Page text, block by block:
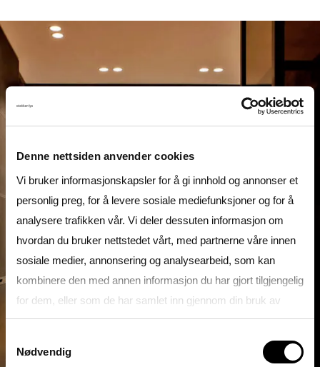
Denne nettsiden anvender cookies
Vi bruker informasjonskapsler for å gi innhold og annonser et
personlig preg, for å levere sosiale mediefunksjoner og for å
analysere trafikken vår. Vi deler dessuten informasjon om
hvordan du bruker nettstedet vårt, med partnerne våre innen
sosiale medier, annonsering og analysearbeid, som kan
kombinere den med annen informasjon du har gjort tilgjengelig
for dem, eller som de har samlet inn gjennom din bruk av
tjenestene deres.
Se gjerne vår
Nødvendig